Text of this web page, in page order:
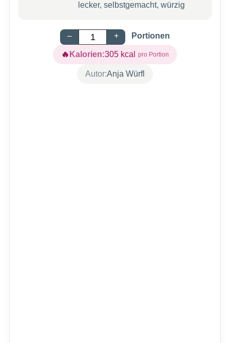
lecker, selbstgemacht, würzig
– + Portionen
Kalorien:305 kcal
Autor:Anja Würfl